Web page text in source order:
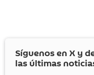
Síguenos en X y
las últimas